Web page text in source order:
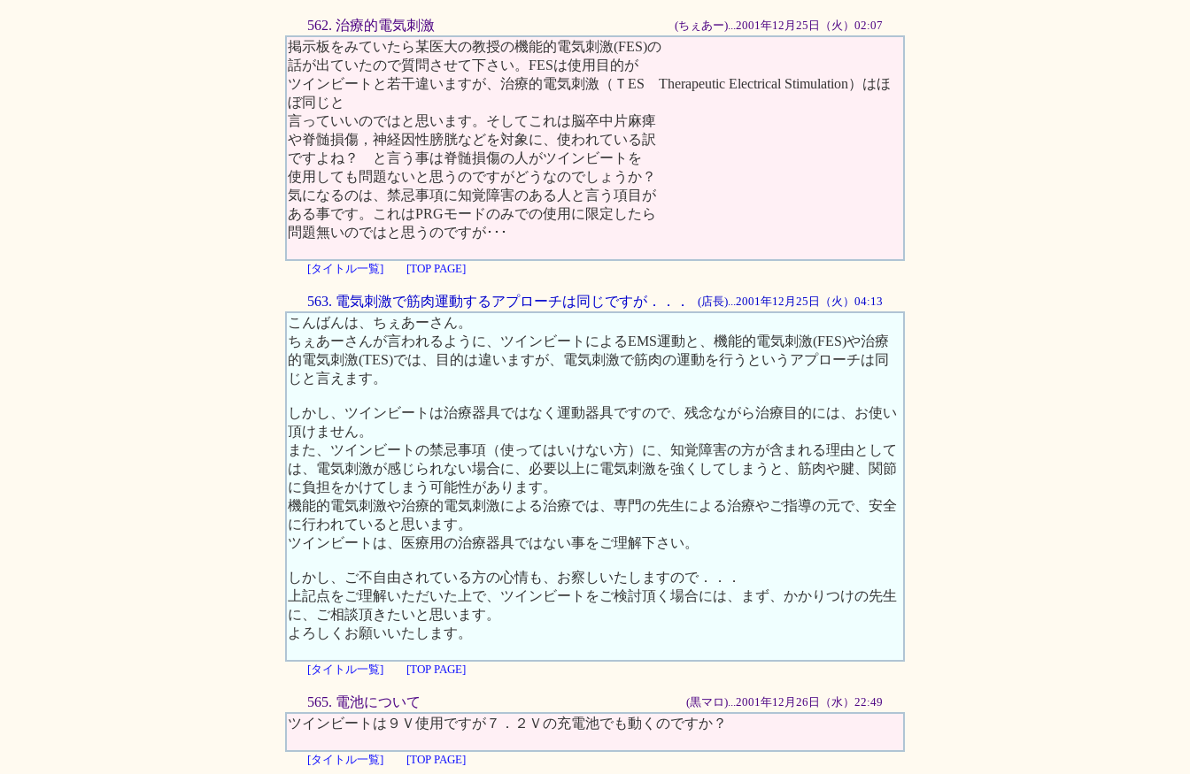
562. 治療的電気刺激 (ちぇあー)...2001年12月25日（火）02:07
掲示板をみていたら某医大の教授の機能的電気刺激(FES)の
話が出ていたので質問させて下さい。FESは使用目的が
ツインビートと若干違いますが、治療的電気刺激（ＴES Therapeutic Electrical Stimulation）はほ
ぼ同じと
言っていいのではと思います。そしてこれは脳卒中片麻痺
や脊髄損傷，神経因性膀胱などを対象に、使われている訳
ですよね？ と言う事は脊髄損傷の人がツインビートを
使用しても問題ないと思うのですがどうなのでしょうか？
気になるのは、禁忌事項に知覚障害のある人と言う項目が
ある事です。これはPRGモードのみでの使用に限定したら
問題無いのではと思うのですが･･･
[タイトル一覧] [TOP PAGE]
563. 電気刺激で筋肉運動するアプローチは同じですが．．． (店長)...2001年12月25日（火）04:13
こんばんは、ちぇあーさん。
ちぇあーさんが言われるように、ツインビートによるEMS運動と、機能的電気刺激(FES)や治療
的電気刺激(TES)では、目的は違いますが、電気刺激で筋肉の運動を行うというアプローチは同
じと言えます。
しかし、ツインビートは治療器具ではなく運動器具ですので、残念ながら治療目的には、お使い
頂けません。
また、ツインビートの禁忌事項（使ってはいけない方）に、知覚障害の方が含まれる理由として
は、電気刺激が感じられない場合に、必要以上に電気刺激を強くしてしまうと、筋肉や腱、関節
に負担をかけてしまう可能性があります。
機能的電気刺激や治療的電気刺激による治療では、専門の先生による治療やご指導の元で、安全
に行われていると思います。
ツインビートは、医療用の治療器具ではない事をご理解下さい。
しかし、ご不自由されている方の心情も、お察しいたしますので．．．
上記点をご理解いただいた上で、ツインビートをご検討頂く場合には、まず、かかりつけの先生
に、ご相談頂きたいと思います。
よろしくお願いいたします。
[タイトル一覧] [TOP PAGE]
565. 電池について (黒マロ)...2001年12月26日（水）22:49
ツインビートは９Ｖ使用ですが７．２Ｖの充電池でも動くのですか？
[タイトル一覧] [TOP PAGE]